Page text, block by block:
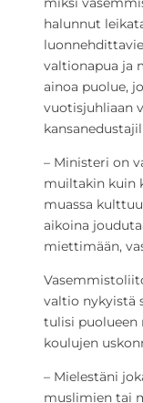
halunnut
valtionapua ja
ainoa puolue,
vuotisjuhliaan
– Ministeri on
muiltakin kuin
muassa
aikoina
miettimään,
valtio nykyistä
tulisi puolueen
koulujen
– Mielestäni
muslimien tai